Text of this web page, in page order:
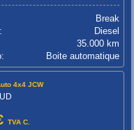
Break
Diesel
35.000 km
Boite automatique
4x4 JCW
TVA C.